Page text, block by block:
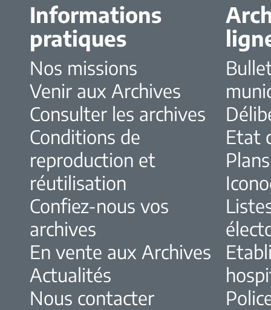
Informations
pratiques
Nos missions
Venir aux Archives
Consulter les archives
Conditions de
reproduction et
réutilisation
Confiez-nous vos
archives
En vente aux Archives
Actualités
Nous contacter
Etat
Plans